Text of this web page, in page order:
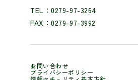
TEL：0279-97-3264
FAX：0279-97-3992
お問い合わせ
プライバシーポリシー